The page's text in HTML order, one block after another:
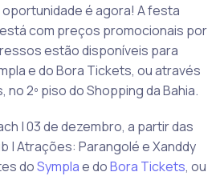
é agora! A festa
com preços promocionais por
estão disponíveis para
e do Bora Tickets, ou através
no 2º piso do Shopping da Bahia.
| 03 de dezembro, a partir das
| Atrações: Parangolé e Xanddy
doSymplae doBora Tickets, ou